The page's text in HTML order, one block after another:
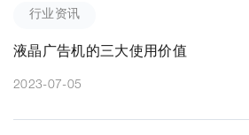
行业资讯
液晶广告机的三大使用价值
2023-07-05